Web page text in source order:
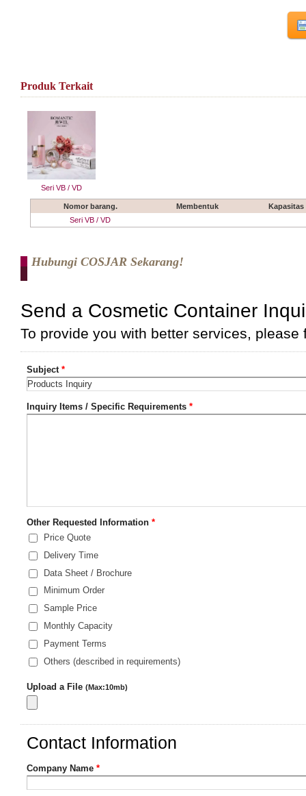
Produk Terkait
Seri VB / VD
Nomor barang. Membentuk
Kapasitas
Seri VB / VD
Hubungi COSJAR Sekarang!